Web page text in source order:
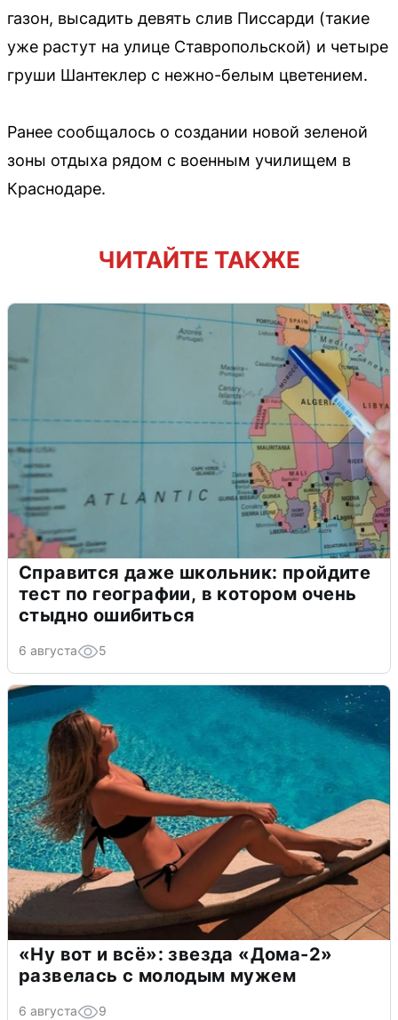
газон, высадить девять слив Писсарди (такие
уже растут на улице Ставропольской) и четыре
груши Шантеклер с нежно-белым цветением.
Ранее сообщалось о создании новой зеленой
зоны отдыха рядом с военным училищем в
Краснодаре.
ЧИТАЙТЕ ТАКЖЕ
Справится даже школьник: пройдите
тест по географии, в котором очень
стыдно ошибиться
6 августа 5
«Ну вот и всё»: звезда «Дома-2»
развелась с молодым мужем
6 августа 9